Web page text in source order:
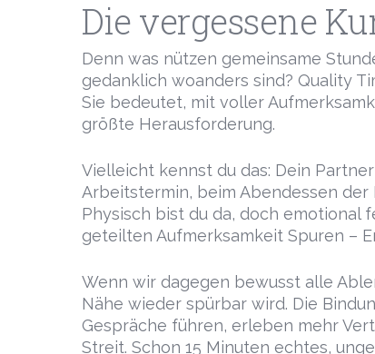
Die vergessene
Denn was nützen gemeinsame
gedanklich woanders sind? Quality
Sie bedeutet, mit voller
größte Herausforderung.
Vielleicht kennst du das: Dein
Arbeitstermin, beim Abendessen
Physisch bist du da, doch emotional
geteilten Aufmerksamkeit Spuren –
Wenn wir dagegen bewusst alle
Nähe wieder spürbar wird. Die
Gespräche führen, erleben mehr
Streit. Schon 15 Minuten echtes,